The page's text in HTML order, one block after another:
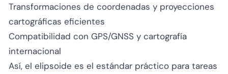
Transformaciones de coordenadas y proyecciones
cartográficas eficientes
Compatibilidad con GPS/GNSS y cartografía
internacional
Así, el elipsoide es el estándar práctico para tareas